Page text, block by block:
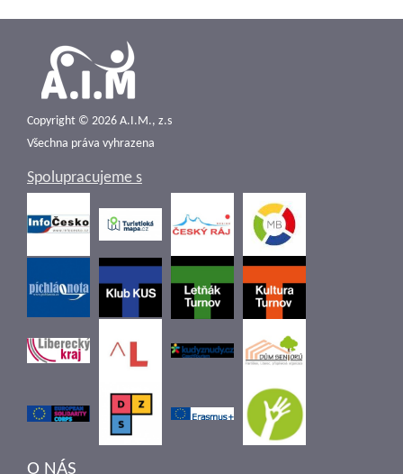
Copyright © 2026 A.I.M., z.s
Všechna práva vyhrazena
Spolupracujeme s
O NÁS